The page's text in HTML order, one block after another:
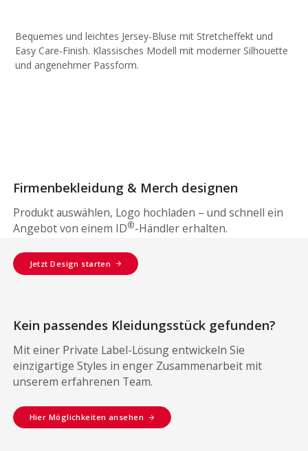
Bequemes und leichtes Jersey-Bluse mit Stretcheffekt und
Easy Care-Finish. Klassisches Modell mit moderner Silhouette
und angenehmer Passform.
Firmenbekleidung & Merch designen
Produkt auswählen, Logo hochladen – und schnell ein
Angebot von einem ID®-Händler erhalten.
Jetzt Design starten
Kein passendes Kleidungsstück gefunden?
Mit einer Private Label-Lösung entwickeln Sie
einzigartige Styles in enger Zusammenarbeit mit
unserem erfahrenen Team.
Hier Möglichkeiten ansehen